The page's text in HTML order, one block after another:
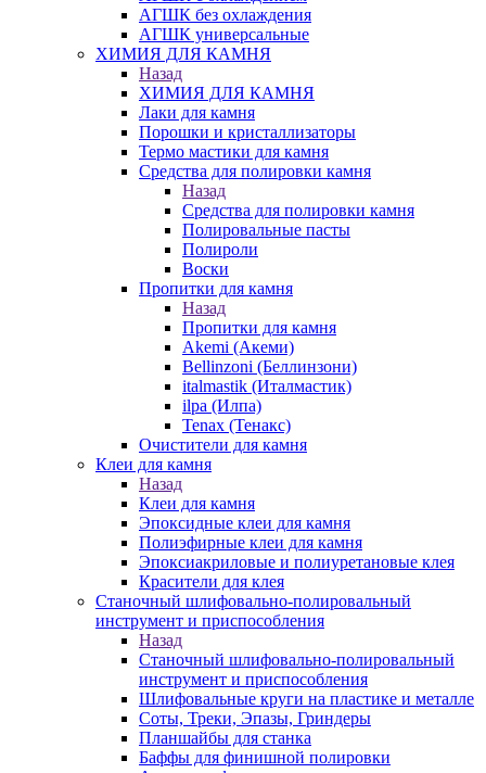
АГШК без охлаждения
АГШК универсальные
ХИМИЯ ДЛЯ КАМНЯ
Назад
ХИМИЯ ДЛЯ КАМНЯ
Лаки для камня
Порошки и кристаллизаторы
Термо мастики для камня
Средства для полировки камня
Назад
Средства для полировки камня
Полировальные пасты
Полироли
Воски
Пропитки для камня
Назад
Пропитки для камня
Akemi (Акеми)
Bellinzoni (Беллинзони)
italmastik (Италмастик)
ilpa (Илпа)
Tenax (Тенакс)
Очистители для камня
Клеи для камня
Назад
Клеи для камня
Эпоксидные клеи для камня
Полиэфирные клеи для камня
Эпоксиакриловые и полиуретановые клея
Красители для клея
Станочный шлифовально-полировальный
инструмент и приспособления
Назад
Станочный шлифовально-полировальный
инструмент и приспособления
Шлифовальные круги на пластике и металле
Соты, Треки, Эпазы, Гриндеры
Планшайбы для станка
Баффы для финишной полировки